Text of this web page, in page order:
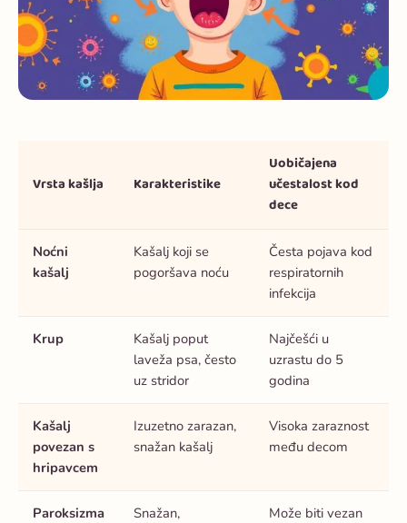
Vrsta kašlja Karakteristike
Uobičajena
učestalost kod
dece
Noćni
kašalj
Kašalj koji se
pogoršava noću
Česta pojava kod
respiratornih
infekcija
Krup
Kašalj poput
laveža psa, često
uz stridor
Najčešći u
uzrastu do 5
godina
Kašalj
povezan s
hripavcem
Izuzetno zarazan,
snažan kašalj
Visoka zaraznost
među decom
Paroksizma
Snažan,
Može biti vezan